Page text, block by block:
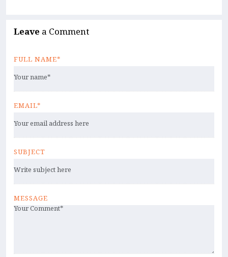
Leave a Comment
FULL NAME*
EMAIL*
SUBJECT
MESSAGE